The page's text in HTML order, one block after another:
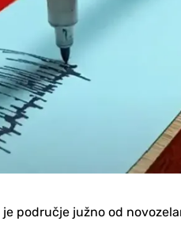
područje južno od